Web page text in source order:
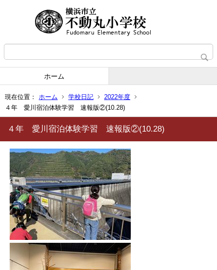
ホーム
現在位置： ホーム 学校日記
2022年度
４年 愛川宿泊体験学習 速報版②(10.28)
４年 愛川宿泊体験学習 速報版②(10.28)